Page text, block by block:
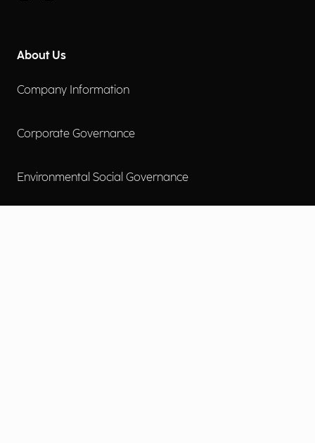
About Us
Company Information
Corporate Governance
Environmental Social Governance